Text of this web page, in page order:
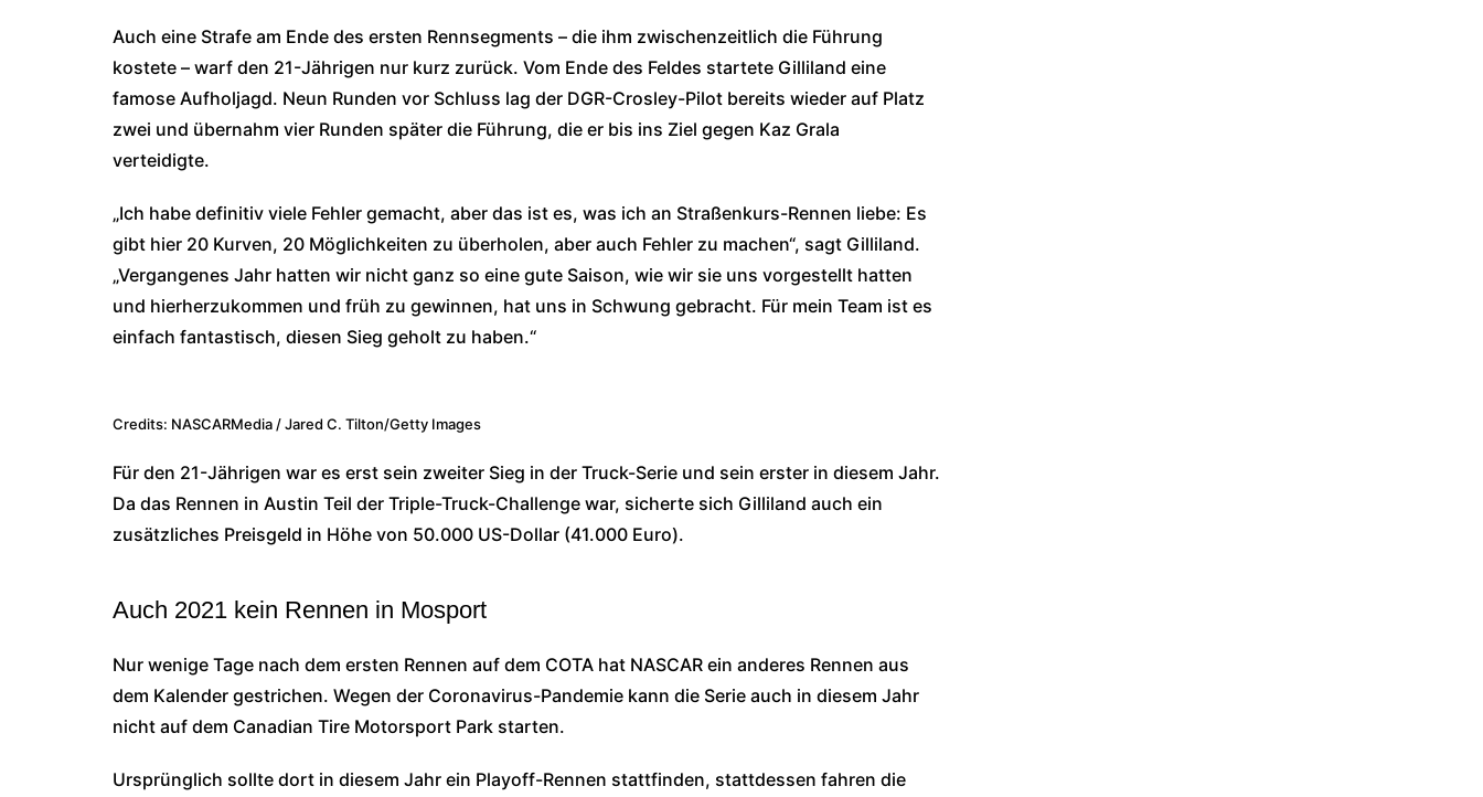
Auch eine Strafe am Ende des ersten Rennsegments – die ihm zwischenzeitlich die Führung
kostete – warf den 21-Jährigen nur kurz zurück. Vom Ende des Feldes startete Gilliland eine
famose Aufholjagd. Neun Runden vor Schluss lag der DGR-Crosley-Pilot bereits wieder auf Platz
zwei und übernahm vier Runden später die Führung, die er bis ins Ziel gegen Kaz Grala
verteidigte.
„Ich habe definitiv viele Fehler gemacht, aber das ist es, was ich an Straßenkurs-Rennen liebe: Es
gibt hier 20 Kurven, 20 Möglichkeiten zu überholen, aber auch Fehler zu machen“, sagt Gilliland.
„Vergangenes Jahr hatten wir nicht ganz so eine gute Saison, wie wir sie uns vorgestellt hatten
und hierherzukommen und früh zu gewinnen, hat uns in Schwung gebracht. Für mein Team ist es
einfach fantastisch, diesen Sieg geholt zu haben.“
Credits: NASCARMedia / Jared C. Tilton/Getty Images
Für den 21-Jährigen war es erst sein zweiter Sieg in der Truck-Serie und sein erster in diesem Jahr.
Da das Rennen in Austin Teil der Triple-Truck-Challenge war, sicherte sich Gilliland auch ein
zusätzliches Preisgeld in Höhe von 50.000 US-Dollar (41.000 Euro).
Auch 2021 kein Rennen in Mosport
Nur wenige Tage nach dem ersten Rennen auf dem COTA hat NASCAR ein anderes Rennen aus
dem Kalender gestrichen. Wegen der Coronavirus-Pandemie kann die Serie auch in diesem Jahr
nicht auf dem Canadian Tire Motorsport Park starten.
Ursprünglich sollte dort in diesem Jahr ein Playoff-Rennen stattfinden, stattdessen fahren die